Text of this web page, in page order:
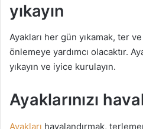
yıkayın
Ayakları her gün yıkamak, ter
önlemeye yardımcı olacaktır.
yıkayın ve iyice kurulayın.
Ayaklarınızı
Ayakları havalandırmak,